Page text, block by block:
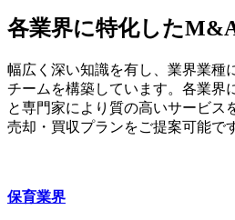
各業界に特化した
幅広く深い知識を有し、業界業種
チームを構築しています。各業界
と専門家により質の高いサービス
売却・買収プランをご提案可能で
保育業界